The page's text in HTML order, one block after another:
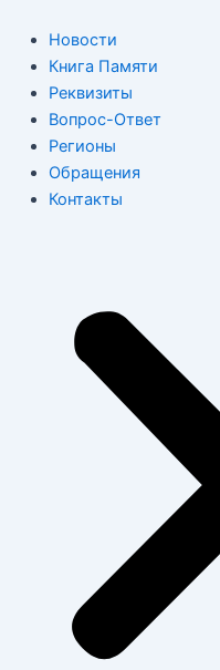
содержимому
Новости
Книга Памяти
Реквизиты
Вопрос-Ответ
Регионы
Обращения
Контакты